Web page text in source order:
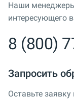
Наши
интересующего
8 (800)
Запросить
Оставьте